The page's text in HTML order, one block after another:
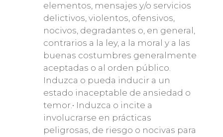
elementos, mensajes y/o servicios
delictivos, violentos, ofensivos,
nocivos, degradantes o, en general,
contrarios a la ley, a la moral y a las
buenas costumbres generalmente
aceptadas o al orden público.
Induzca o pueda inducir a un
estado inaceptable de ansiedad o
temor.• Induzca o incite a
involucrarse en prácticas
peligrosas, de riesgo o nocivas para